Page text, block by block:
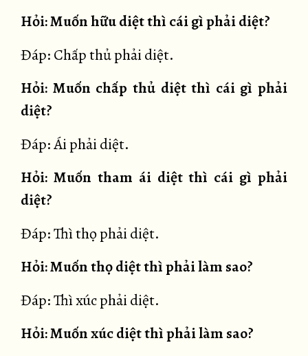
Hỏi: Muốn hữu diệt thì cái gì phải diệt?
Đáp: Chấp thủ phải diệt.
Hỏi: Muốn chấp thủ diệt thì cái gì phải
diệt?
Đáp: Ái phải diệt.
Hỏi: Muốn tham ái diệt thì cái gì phải
diệt?
Đáp: Thì thọ phải diệt.
Hỏi: Muốn thọ diệt thì phải làm sao?
Đáp: Thì xúc phải diệt.
Hỏi: Muốn xúc diệt thì phải làm sao?